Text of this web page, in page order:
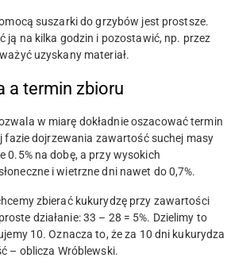
suszarki do grzybów jest prostsze.
ją na kilka godzin i pozostawić, np. przez
uzyskany materiał.
a termin zbioru
w miarę dokładnie oszacować termin
fazie dojrzewania zawartość suchej masy
0.5% na dobę, a przy wysokich
i wietrzne dni nawet do 0,7%.
zbierać kukurydzę przy zawartości
działanie: 33 – 28 = 5%. Dzielimy to
10. Oznacza to, że za 10 dni kukurydza
– oblicza Wróblewski.